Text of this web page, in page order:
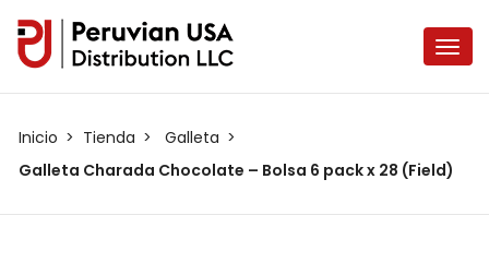
Inicio Tienda
Galleta
Galleta Charada Chocolate – Bolsa 6 pack x 28 (Field)